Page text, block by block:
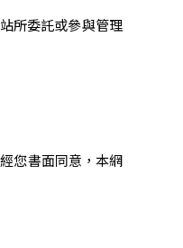
所委託或參與管理
您書面同意，本網